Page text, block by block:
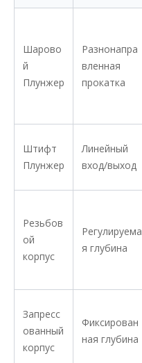
Шарово
й
Плунжер
Разнонапра
вленная
прокатка
Штифт
Плунжер
Линейный
вход/выход
Резьбов
ой
корпус
Регулируема
я глубина
Запресс
ованный
корпус
Фиксирован
ная глубина